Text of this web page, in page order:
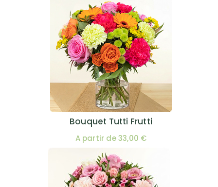
Bouquet Tutti Frutti
A partir de 33,00 €